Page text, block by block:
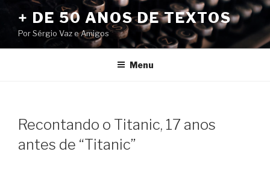
conteúdo
+ DE 50 ANOS DE TEXTOS
Por Sérgio Vaz e Amigos
Menu
Recontando o Titanic, 17 anos
antes de “Titanic”